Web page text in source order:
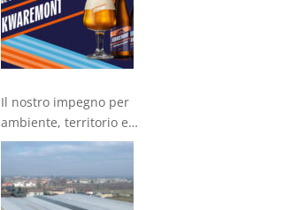
Il nostro impegno per
ambiente, territorio e
comunità